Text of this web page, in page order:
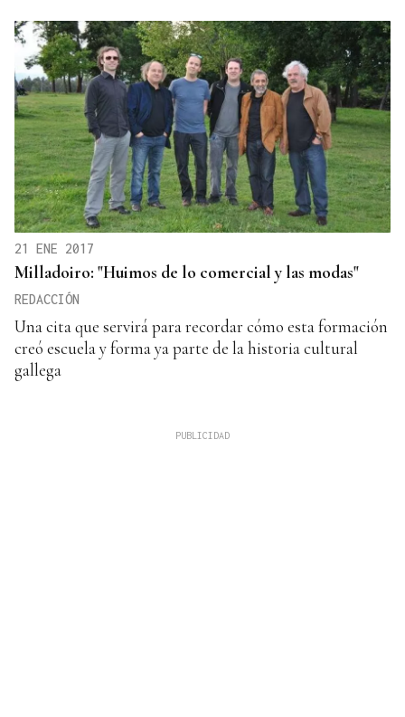
21 ENE 2017
Milladoiro: "Huimos de lo comercial y las modas"
REDACCIÓN
Una cita que servirá para recordar cómo esta formación
creó escuela y forma ya parte de la historia cultural
gallega